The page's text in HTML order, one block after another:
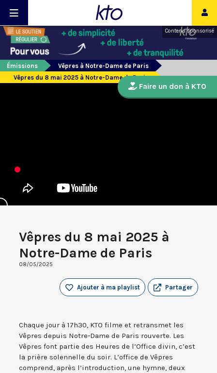
Contenu sponsorisé
Émissions
Vêpres à Notre-Dame de Paris
Vêpres du 8 mai 2025 à Notre-Dame de Paris
Vêpres du 8 mai 2025 à
Notre-Dame de Paris
08/05/2025
Partager
Ajouter à ma playlist
Chaque jour à 17h30, KTO filme et retransmet les
Vêpres depuis Notre-Dame de Paris rouverte. Les
Vêpres font partie des Heures de l’Office divin, c’est
la prière solennelle du soir. L’office de Vêpres
comprend, après l’introduction, une hymne, deux
Faire un don à KTO